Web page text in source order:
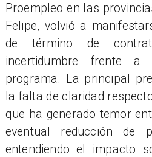
Proempleo en las
Felipe, volvió a
de término de
incertidumbre frente a
programa. La principal
la falta de claridad
que ha generado temor
eventual reducción de
entendiendo el impacto